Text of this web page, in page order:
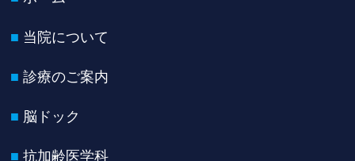
当院について
診療のご案内
脳ドック
抗加齢医学科